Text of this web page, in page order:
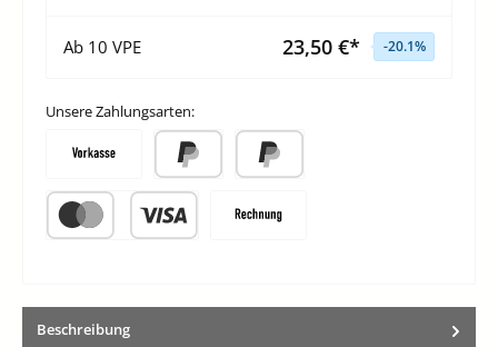
Ab 10 VPE 23,50 €* -20.1%
Unsere Zahlungsarten:
Vorkasse PayPal
Beschreibung